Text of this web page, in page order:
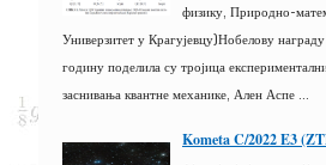
физику, Природно-
Универзитет у Крагујевцу)Нобелову
годину поделила су тројица
заснивања квантне механике, Ален Аспе ...
Kometa C/2022 E3